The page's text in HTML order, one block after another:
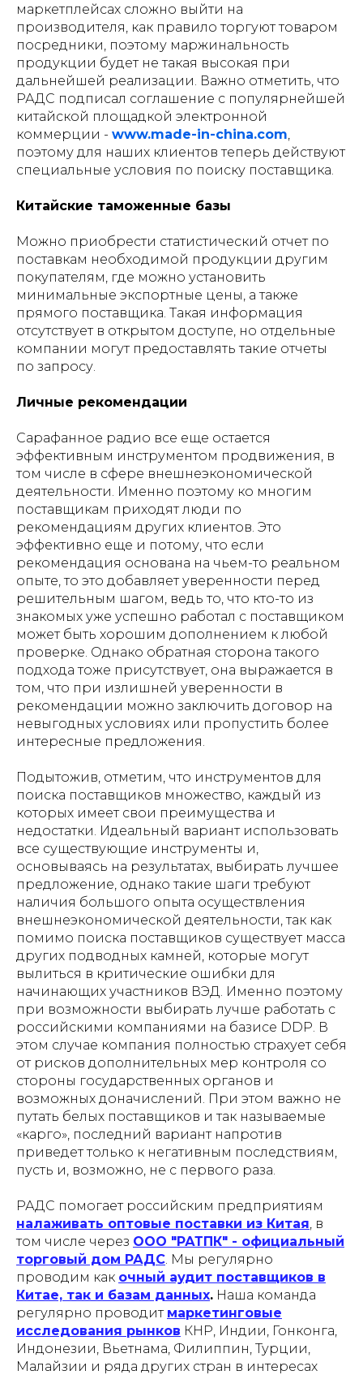
маркетплейсах сложно выйти на
производителя, как правило торгуют товаром
посредники, поэтому маржинальность
продукции будет не такая высокая при
дальнейшей реализации. Важно отметить, что
РАДС подписал соглашение с популярнейшей
китайской площадкой электронной
коммерции - www.made-in-china.com,
поэтому для наших клиентов теперь действуют
специальные условия по поиску поставщика.
Китайские таможенные базы
Можно приобрести статистический отчет по
поставкам необходимой продукции другим
покупателям, где можно установить
минимальные экспортные цены, а также
прямого поставщика. Такая информация
отсутствует в открытом доступе, но отдельные
компании могут предоставлять такие отчеты
по запросу.
Личные рекомендации
Сарафанное радио все еще остается
эффективным инструментом продвижения, в
том числе в сфере внешнеэкономической
деятельности. Именно поэтому ко многим
поставщикам приходят люди по
рекомендациям других клиентов. Это
эффективно еще и потому, что если
рекомендация основана на чьем-то реальном
опыте, то это добавляет уверенности перед
решительным шагом, ведь то, что кто-то из
знакомых уже успешно работал с поставщиком
может быть хорошим дополнением к любой
проверке. Однако обратная сторона такого
подхода тоже присутствует, она выражается в
том, что при излишней уверенности в
рекомендации можно заключить договор на
невыгодных условиях или пропустить более
интересные предложения.
Подытожив, отметим, что инструментов для
поиска поставщиков множество, каждый из
которых имеет свои преимущества и
недостатки. Идеальный вариант использовать
все существующие инструменты и,
основываясь на результатах, выбирать лучшее
предложение, однако такие шаги требуют
наличия большого опыта осуществления
внешнеэкономической деятельности, так как
помимо поиска поставщиков существует масса
других подводных камней, которые могут
вылиться в критические ошибки для
начинающих участников ВЭД. Именно поэтому
при возможности выбирать лучше работать с
российскими компаниями на базисе DDP. В
этом случае компания полностью страхует себя
от рисков дополнительных мер контроля со
стороны государственных органов и
возможных доначислений. При этом важно не
путать белых поставщиков и так называемые
«карго», последний вариант напротив
приведет только к негативным последствиям,
пусть и, возможно, не с первого раза.
РАДС помогает российским предприятиям
налаживать оптовые поставки из Китая, в
том числе через ООО "РАТПК" - официальный
торговый дом РАДС. Мы регулярно
проводим как очный аудит поставщиков в
Китае, так и базам данных. Наша команда
регулярно проводит маркетинговые
исследования рынков КНР, Индии, Гонконга,
Индонезии, Вьетнама, Филиппин, Турции,
Малайзии и ряда других стран в интересах